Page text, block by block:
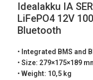
Idealakku IA
LiFePO4 12V
Bluetooth
• Integrated BMS and
• Size: 279×175×189
• Weight: 10,5 kg